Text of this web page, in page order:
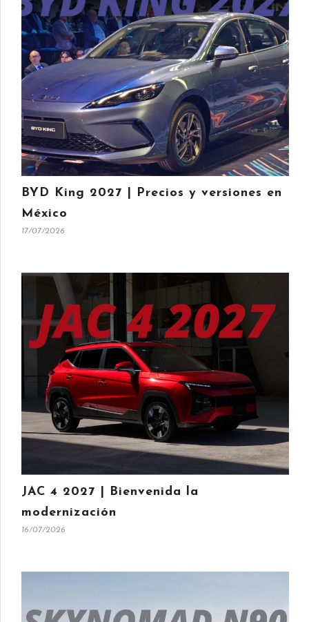
BYD King 2027 | Precios y versiones en
México
17/07/2026
JAC 4 2027 | Bienvenida la
modernización
16/07/2026